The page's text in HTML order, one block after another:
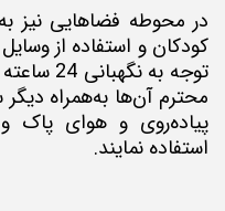
در محوطه فضاهایی نیز
کودکان و استفاده از
توجه به
محترم آن‌ها به‌همراه دیگر
پیاده‌روی و هوای پاک
استفاده نمایند.